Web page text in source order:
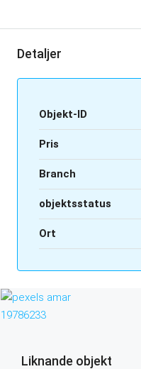
Detaljer
Objekt-ID
Pris
Branch
objektsstatus
Ort
Liknande objekt